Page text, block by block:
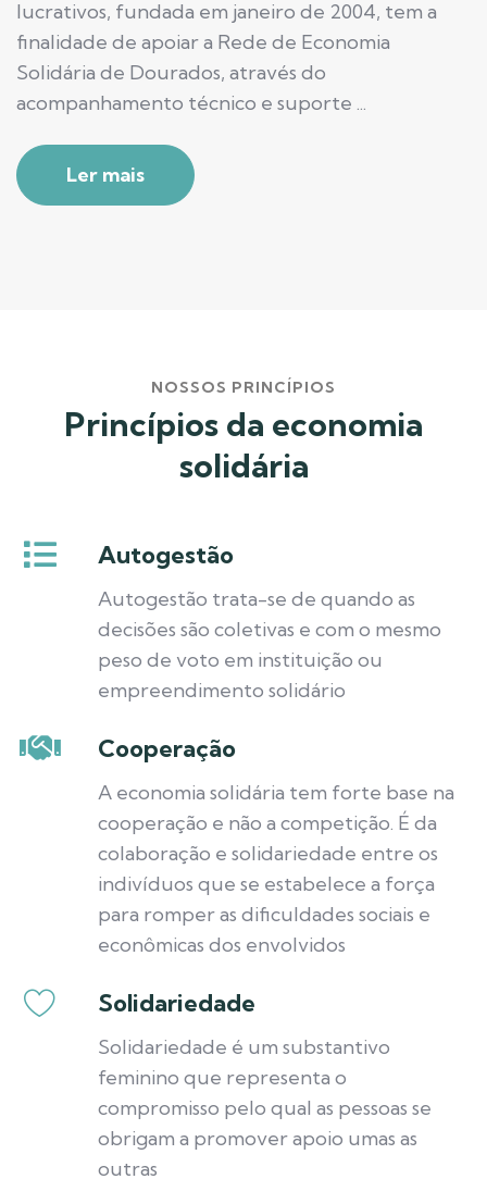
lucrativos, fundada em janeiro de 2004, tem a
finalidade de apoiar a Rede de Economia
Solidária de Dourados, através do
acompanhamento técnico e suporte ...
Ler mais
NOSSOS PRINCÍPIOS
Princípios da economia
solidária
Autogestão
Autogestão trata-se de quando as
decisões são coletivas e com o mesmo
peso de voto em instituição ou
empreendimento solidário
Cooperação
A economia solidária tem forte base na
cooperação e não a competição. É da
colaboração e solidariedade entre os
indivíduos que se estabelece a força
para romper as dificuldades sociais e
econômicas dos envolvidos
Solidariedade
Solidariedade é um substantivo
feminino que representa o
compromisso pelo qual as pessoas se
obrigam a promover apoio umas as
outras